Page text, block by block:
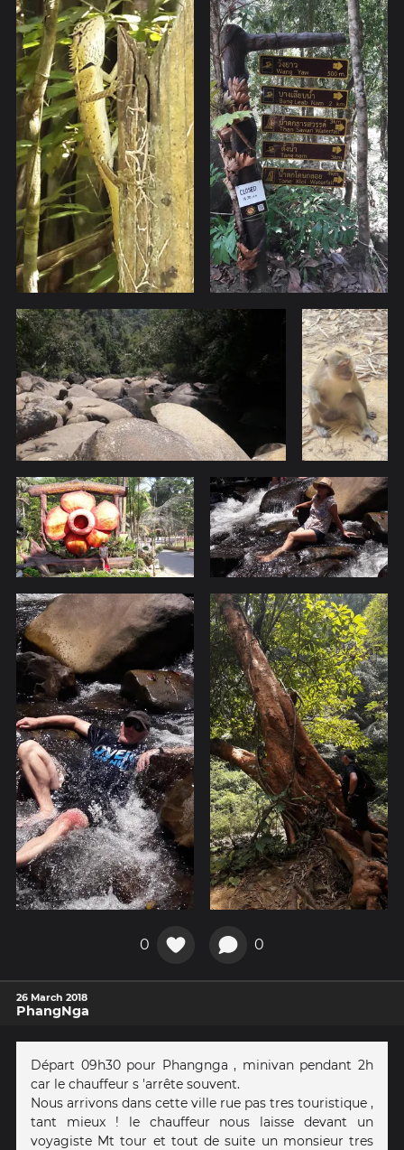
0 0
26 March 2018
PhangNga
Départ 09h30 pour Phangnga , minivan pendant 2h
car le chauffeur s 'arrête souvent.
Nous arrivons dans cette ville rue pas tres touristique ,
tant mieux ! le chauffeur nous laisse devant un
voyagiste Mt tour et tout de suite un monsieur tres